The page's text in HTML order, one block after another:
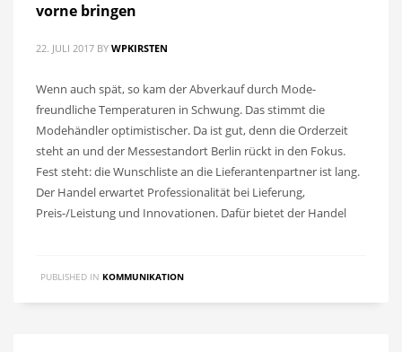
vorne bringen
22. JULI 2017 BY WPKIRSTEN
Wenn auch spät, so kam der Abverkauf durch Mode-
freundliche Temperaturen in Schwung. Das stimmt die
Modehändler optimistischer. Da ist gut, denn die Orderzeit
steht an und der Messestandort Berlin rückt in den Fokus.
Fest steht: die Wunschliste an die Lieferantenpartner ist lang.
Der Handel erwartet Professionalität bei Lieferung,
Preis-/Leistung und Innovationen. Dafür bietet der Handel
PUBLISHED IN KOMMUNIKATION